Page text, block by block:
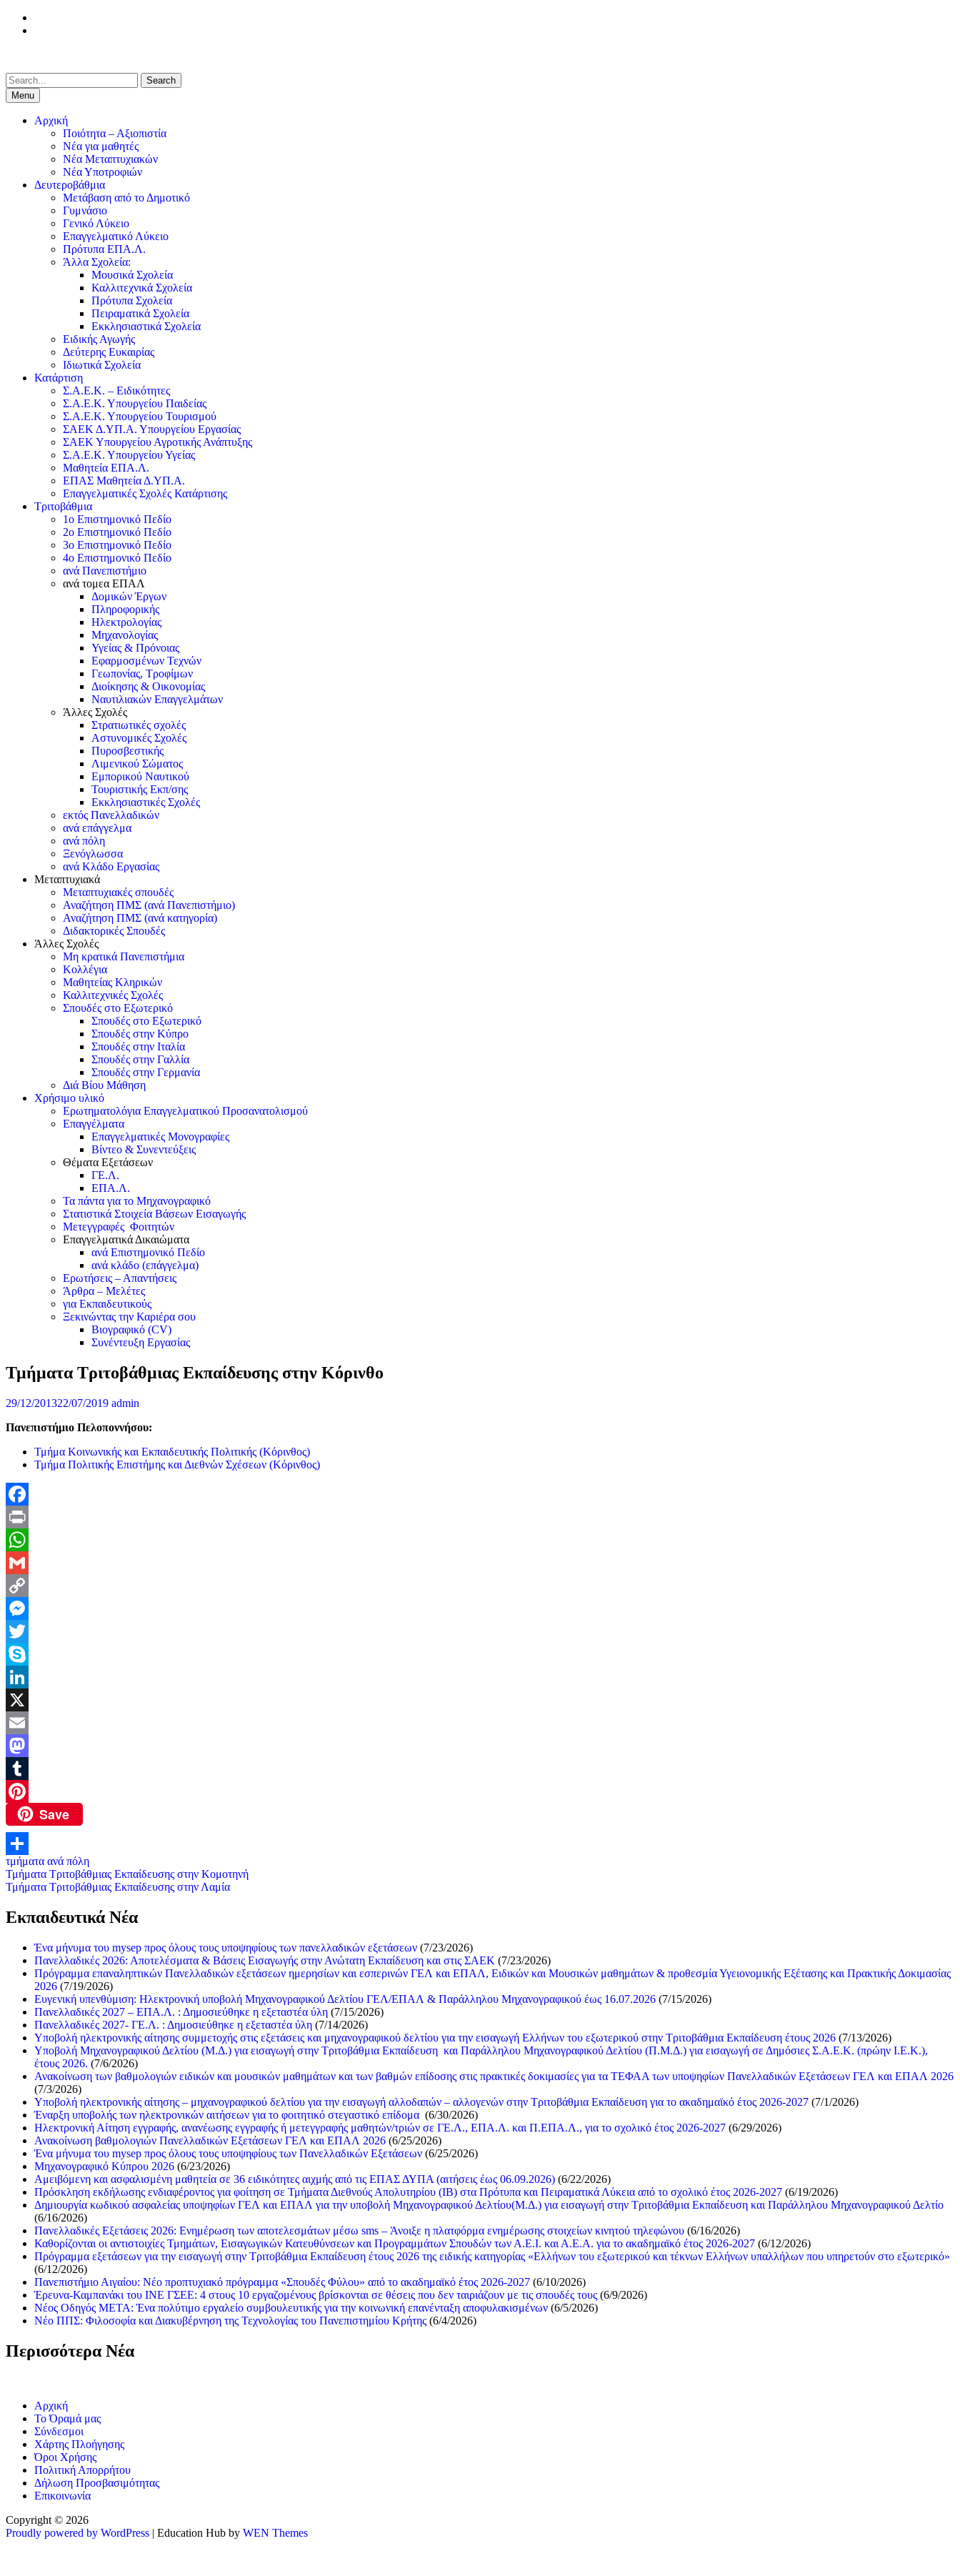
Skip
Search
for:Menu
Αρχική
Ποιότητα – Αξιοπιστία
Νέα για μαθητές
Νέα Μεταπτυχιακών
Νέα Υποτροφιών
Δευτεροβάθμια
Μετάβαση από το Δημοτικό
Γυμνάσιο
Γενικό Λύκειο
Επαγγελματικό Λύκειο
Πρότυπα ΕΠΑ.Λ.
Άλλα Σχολεία:
Μουσικά Σχολεία
Καλλιτεχνικά Σχολεία
Πρότυπα Σχολεία
Πειραματικά Σχολεία
Εκκλησιαστικά Σχολεία
Ειδικής Αγωγής
Δεύτερης Ευκαιρίας
Ιδιωτικά Σχολεία
Κατάρτιση
Σ.Α.Ε.Κ. – Ειδικότητες
Σ.Α.Ε.Κ. Υπουργείου Παιδείας
Σ.Α.Ε.Κ. Υπουργείου Τουρισμού
ΣΑΕΚ Δ.ΥΠ.Α. Υπουργείου Εργασίας
ΣΑΕΚ Υπουργείου Αγροτικής Ανάπτυξης
Σ.Α.Ε.Κ. Υπουργείου Υγείας
Μαθητεία ΕΠΑ.Λ.
ΕΠΑΣ Μαθητεία Δ.ΥΠ.Α.
Επαγγελματικές Σχολές Κατάρτισης
Τριτοβάθμια
1ο Επιστημονικό Πεδίο
2ο Επιστημονικό Πεδίο
3ο Επιστημονικό Πεδίο
4ο Επιστημονικό Πεδίο
ανά Πανεπιστήμιο
ανά τομεα ΕΠΑΛ
Δομικών Έργων
Πληροφορικής
Ηλεκτρολογίας
Μηχανολογίας
Υγείας & Πρόνοιας
Εφαρμοσμένων Τεχνών
Γεωπονίας, Τροφίμων
Διοίκησης & Οικονομίας
Ναυτιλιακών Επαγγελμάτων
Άλλες Σχολές
Στρατιωτικές σχολές
Αστυνομικές Σχολές
Πυροσβεστικής
Λιμενικού Σώματος
Εμπορικού Ναυτικού
Τουριστικής Εκπ/σης
Εκκλησιαστικές Σχολές
εκτός Πανελλαδικών
ανά επάγγελμα
ανά πόλη
Ξενόγλωσσα
ανά Κλάδο Εργασίας
Μεταπτυχιακά
Μεταπτυχιακές σπουδές
Αναζήτηση ΠΜΣ (ανά Πανεπιστήμιο)
Αναζήτηση ΠΜΣ (ανά κατηγορία)
Διδακτορικές Σπουδές
Άλλες Σχολές
Μη κρατικά Πανεπιστήμια
Κολλέγια
Μαθητείας Κληρικών
Καλλιτεχνικές Σχολές
Σπουδές στο Εξωτερικό
Σπουδές στο Εξωτερικό
Σπουδές στην Κύπρο
Σπουδές στην Ιταλία
Σπουδές στην Γαλλία
Σπουδές στην Γερμανία
Διά Βίου Μάθηση
Χρήσιμο υλικό
Ερωτηματολόγια Επαγγελματικού Προσανατολισμού
Επαγγέλματα
Επαγγελματικές Μονογραφίες
Βίντεο & Συνεντεύξεις
Θέματα Εξετάσεων
ΓΕ.Λ.
ΕΠΑ.Λ.
Τα πάντα για το Μηχανογραφικό
Στατιστικά Στοιχεία Βάσεων Εισαγωγής
Μετεγγραφές Φοιτητών
Επαγγελματικά Δικαιώματα
ανά Επιστημονικό Πεδίο
ανά κλάδο (επάγγελμα)
Ερωτήσεις – Απαντήσεις
Άρθρα – Μελέτες
για Εκπαιδευτικούς
Ξεκινώντας την Καριέρα σου
Βιογραφικό (CV)
Συνέντευξη Εργασίας
Τμήματα Τριτοβάθμιας Εκπαίδευσης στην Κόρινθο
29/12/201322/07/2019 admin
Πανεπιστήμιο Πελοποννήσου:
Τμήμα Κοινωνικής και Εκπαιδευτικής Πολιτικής (Κόρινθος)
Τμήμα Πολιτικής Επιστήμης και Διεθνών Σχέσεων (Κόρινθος)
Facebook
Print
WhatsApp
Gmail
Copy
Link
Messenger
Twitter
Skype
LinkedIn
X
Email
Mastodon
Tumblr
PinterestSave
Μοιραστείτε
τμήματα ανά πόλη
Πλοήγηση
άρθρων
Τμήματα Τριτοβάθμιας Εκπαίδευσης στην Κομοτηνή
Τμήματα Τριτοβάθμιας Εκπαίδευσης στην Λαμία
Εκπαιδευτικά Νέα
Ένα μήνυμα του mysep προς όλους τους υποψηφίους των πανελλαδικών εξετάσεων (7/23/2026)
Πανελλαδικές 2026: Αποτελέσματα & Βάσεις Εισαγωγής στην Ανώτατη Εκπαίδευση και στις ΣΑΕΚ (7/23/2026)
Πρόγραμμα επαναληπτικών Πανελλαδικών εξετάσεων ημερησίων και εσπερινών ΓΕΛ και ΕΠΑΛ, Ειδικών και Μουσικών μαθημάτων & προθεσμία Υγειονομικής Εξέτασης και Πρακτικής Δοκιμασίας
2026 (7/19/2026)
Ευγενική υπενθύμιση: Ηλεκτρονική υποβολή Μηχανογραφικού Δελτίου ΓΕΛ/ΕΠΑΛ & Παράλληλου Μηχανογραφικού έως 16.07.2026 (7/15/2026)
Πανελλαδικές 2027 – ΕΠΑ.Λ. : Δημοσιεύθηκε η εξεταστέα ύλη (7/15/2026)
Πανελλαδικές 2027- ΓΕ.Λ. : Δημοσιεύθηκε η εξεταστέα ύλη (7/14/2026)
Υποβολή ηλεκτρονικής αίτησης συμμετοχής στις εξετάσεις και μηχανογραφικού δελτίου για την εισαγωγή Ελλήνων του εξωτερικού στην Τριτοβάθμια Εκπαίδευση έτους 2026 (7/13/2026)
Υποβολή Μηχανογραφικού Δελτίου (Μ.Δ.) για εισαγωγή στην Τριτοβάθμια Εκπαίδευση και Παράλληλου Μηχανογραφικού Δελτίου (Π.Μ.Δ.) για εισαγωγή σε Δημόσιες Σ.Α.Ε.Κ. (πρώην Ι.Ε.Κ.),
έτους 2026. (7/6/2026)
Ανακοίνωση των βαθμολογιών ειδικών και μουσικών μαθημάτων και των βαθμών επίδοσης στις πρακτικές δοκιμασίες για τα ΤΕΦΑΑ των υποψηφίων Πανελλαδικών Εξετάσεων ΓΕΛ και ΕΠΑΛ 2026
(7/3/2026)
Υποβολή ηλεκτρονικής αίτησης – μηχανογραφικού δελτίου για την εισαγωγή αλλοδαπών – αλλογενών στην Τριτοβάθμια Εκπαίδευση για το ακαδημαϊκό έτος 2026-2027 (7/1/2026)
Έναρξη υποβολής των ηλεκτρονικών αιτήσεων για το φοιτητικό στεγαστικό επίδομα (6/30/2026)
Ηλεκτρονική Αίτηση εγγραφής, ανανέωσης εγγραφής ή μετεγγραφής μαθητών/τριών σε ΓΕ.Λ., ΕΠΑ.Λ. και Π.ΕΠΑ.Λ., για το σχολικό έτος 2026-2027 (6/29/2026)
Ανακοίνωση βαθμολογιών Πανελλαδικών Εξετάσεων ΓΕΛ και ΕΠΑΛ 2026 (6/25/2026)
Ένα μήνυμα του mysep προς όλους τους υποψηφίους των Πανελλαδικών Εξετάσεων (6/25/2026)
Μηχανογραφικό Κύπρου 2026 (6/23/2026)
Αμειβόμενη και ασφαλισμένη μαθητεία σε 36 ειδικότητες αιχμής από τις ΕΠΑΣ ΔΥΠΑ (αιτήσεις έως 06.09.2026) (6/22/2026)
Πρόσκληση εκδήλωσης ενδιαφέροντος για φοίτηση σε Τμήματα Διεθνούς Απολυτηρίου (IB) στα Πρότυπα και Πειραματικά Λύκεια από το σχολικό έτος 2026-2027 (6/19/2026)
Δημιουργία κωδικού ασφαλείας υποψηφίων ΓΕΛ και ΕΠΑΛ για την υποβολή Μηχανογραφικού Δελτίου(Μ.Δ.) για εισαγωγή στην Τριτοβάθμια Εκπαίδευση και Παράλληλου Μηχανογραφικού Δελτίο
(6/16/2026)
Πανελλαδικές Εξετάσεις 2026: Ενημέρωση των αποτελεσμάτων μέσω sms – Άνοιξε η πλατφόρμα ενημέρωσης στοιχείων κινητού τηλεφώνου (6/16/2026)
Καθορίζονται οι αντιστοιχίες Τμημάτων, Εισαγωγικών Κατευθύνσεων και Προγραμμάτων Σπουδών των Α.Ε.Ι. και Α.Ε.Α. για το ακαδημαϊκό έτος 2026-2027 (6/12/2026)
Πρόγραμμα εξετάσεων για την εισαγωγή στην Τριτοβάθμια Εκπαίδευση έτους 2026 της ειδικής κατηγορίας «Ελλήνων του εξωτερικού και τέκνων Ελλήνων υπαλλήλων που υπηρετούν στο εξωτερικό»
(6/12/2026)
Πανεπιστήμιο Αιγαίου: Νέο προπτυχιακό πρόγραμμα «Σπουδές Φύλου» από το ακαδημαϊκό έτος 2026-2027 (6/10/2026)
Έρευνα-Καμπανάκι του ΙΝΕ ΓΣΕΕ: 4 στους 10 εργαζομένους βρίσκονται σε θέσεις που δεν ταιριάζουν με τις σπουδές τους (6/9/2026)
Νέος Οδηγός ΜΕΤΑ: Ένα πολύτιμο εργαλείο συμβουλευτικής για την κοινωνική επανένταξη αποφυλακισμένων (6/5/2026)
Νέο ΠΠΣ: Φιλοσοφία και Διακυβέρνηση της Τεχνολογίας του Πανεπιστημίου Κρήτης (6/4/2026)
Περισσότερα Νέα
Αρχική
Το Όραμά μας
Σύνδεσμοι
Χάρτης Πλοήγησης
Όροι Χρήσης
Πολιτική Απορρήτου
Δήλωση Προσβασιμότητας
Επικοινωνία
Copyright © 2026
Proudly powered by WordPress | Education Hub by WEN Themes